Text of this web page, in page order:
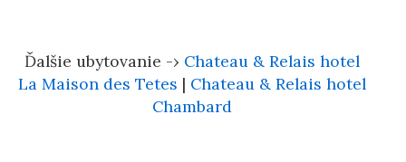
Ďalšie ubytovanie -› Chateau & Relais hotel
La Maison des Tetes | Chateau & Relais hotel
Chambard